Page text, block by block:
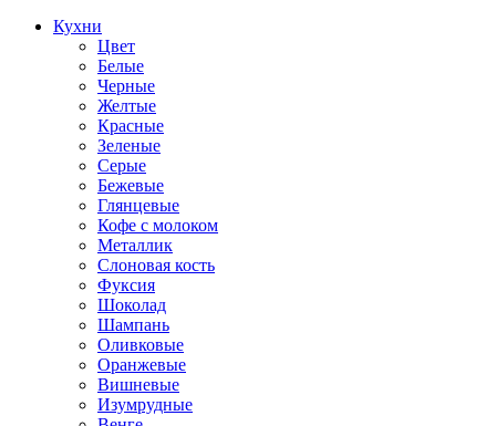
Кухни
Цвет
Белые
Черные
Желтые
Красные
Зеленые
Серые
Бежевые
Глянцевые
Кофе с молоком
Металлик
Слоновая кость
Фуксия
Шоколад
Шампань
Оливковые
Оранжевые
Вишневые
Изумрудные